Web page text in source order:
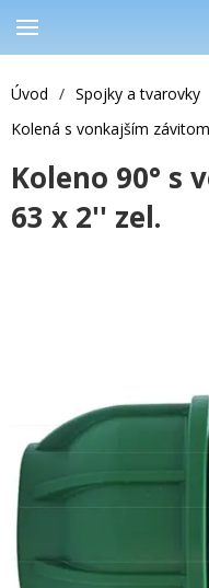
Úvod / Spojky a tvarovky
Kolená s vonkajším závitom
Koleno 90° s
63 x 2'' zel.